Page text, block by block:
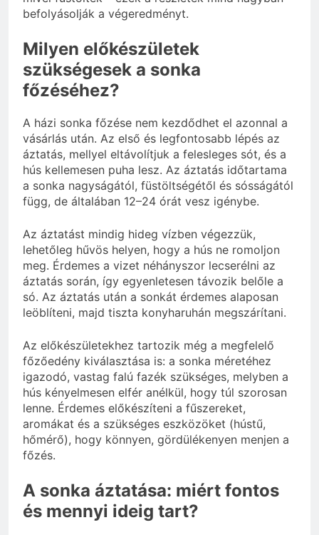
befolyásolják a végeredményt.
Milyen előkészületek
szükségesek a sonka
főzéséhez?
A házi sonka főzése nem kezdődhet el azonnal a
vásárlás után. Az első és legfontosabb lépés az
áztatás, mellyel eltávolítjuk a felesleges sót, és a
hús kellemesen puha lesz. Az áztatás időtartama
a sonka nagyságától, füstöltségétől és sósságától
függ, de általában 12–24 órát vesz igénybe.
Az áztatást mindig hideg vízben végezzük,
lehetőleg hűvös helyen, hogy a hús ne romoljon
meg. Érdemes a vizet néhányszor lecserélni az
áztatás során, így egyenletesen távozik belőle a
só. Az áztatás után a sonkát érdemes alaposan
leöblíteni, majd tiszta konyharuhán megszárítani.
Az előkészületekhez tartozik még a megfelelő
főzőedény kiválasztása is: a sonka méretéhez
igazodó, vastag falú fazék szükséges, melyben a
hús kényelmesen elfér anélkül, hogy túl szorosan
lenne. Érdemes előkészíteni a fűszereket,
aromákat és a szükséges eszközöket (hústű,
hőmérő), hogy könnyen, gördülékenyen menjen a
főzés.
A sonka áztatása: miért fontos
és mennyi ideig tart?